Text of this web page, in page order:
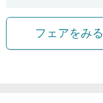
フェアをみる